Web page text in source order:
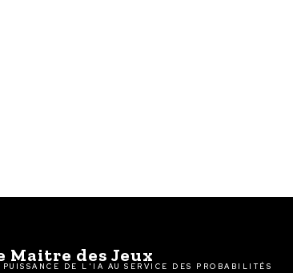
Maitre des Jeux
DE L'IA AU SERVICE DES PROBABILITÉS